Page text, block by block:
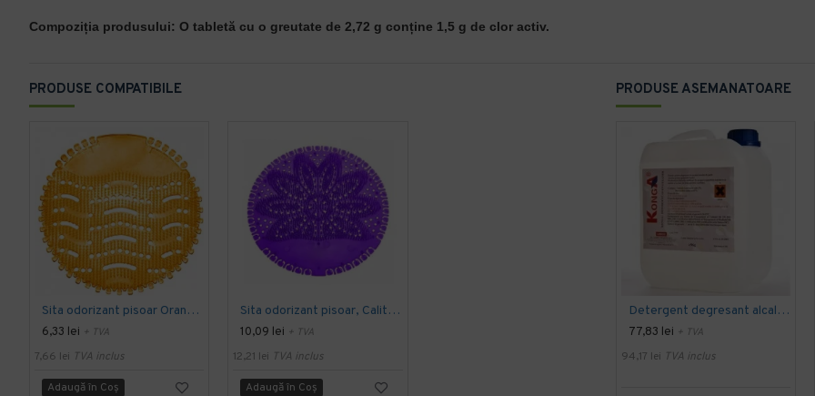
PRODUSE COMPATIBILE
Sita odorizant pisoar Orange, Wave - Calitate Excelenta
6,33 lei + TVA
7,66 lei TVA inclus
Adaugă în Coş
Sita odorizant pisoar, Calitate excelenta, Mov
10,09 lei + TVA
12,21 lei TVA inclus
Adaugă în Coş
PRODUSE ASEMANATOARE
Detergent degresant alcalin Cuptor si Plita, 5 L, Konga
77,83 lei + TVA
94,17 lei TVA inclus
Compoziția produsului: O tabletă cu o greutate de 2,72 g conține 1,5 g de clor activ.